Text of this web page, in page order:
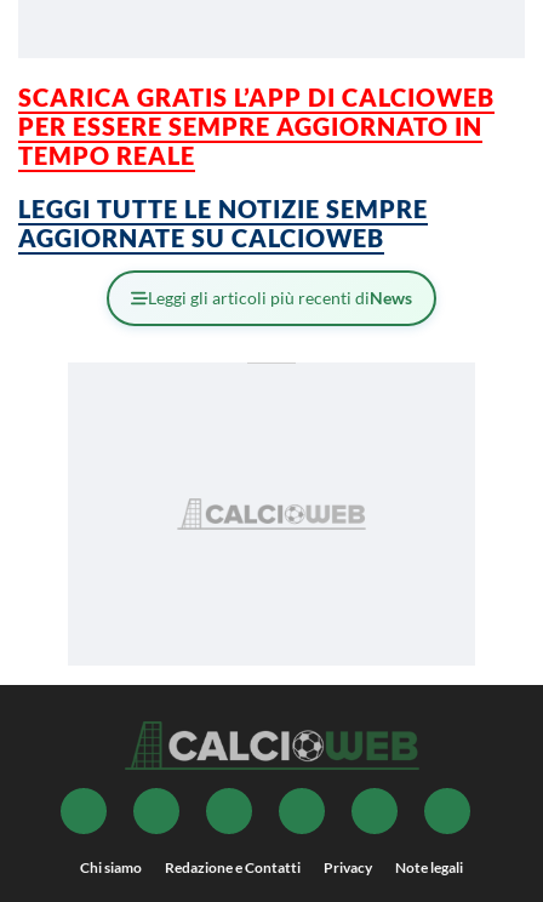
SCARICA GRATIS L’APP DI CALCIOWEB
PER ESSERE SEMPRE AGGIORNATO IN
TEMPO REALE
LEGGI TUTTE LE NOTIZIE SEMPRE
AGGIORNATE SU CALCIOWEB
Leggi gli articoli più recenti diNews
Chi siamo Redazione e Contatti Privacy Note legali